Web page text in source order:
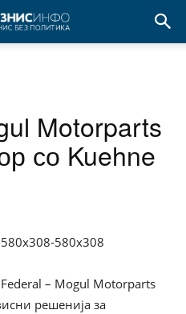
Motorparts
со Kuehne
– Mogul Motorparts
решенија за